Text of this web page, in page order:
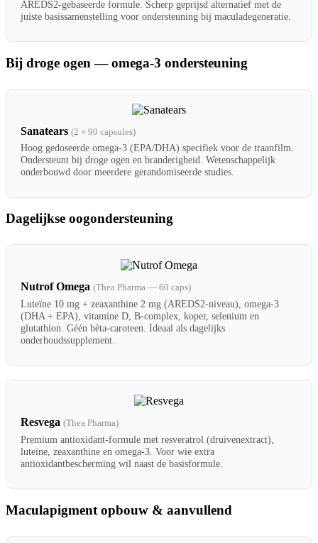
AREDS2-gebaseerde formule. Scherp geprijsd alternatief met de
juiste basissamenstelling voor ondersteuning bij maculadegeneratie.
Bij droge ogen — omega-3 ondersteuning
Sanatears (2 × 90 capsules)
Hoog gedoseerde omega-3 (EPA/DHA) specifiek voor de traanfilm.
Ondersteunt bij droge ogen en branderigheid. Wetenschappelijk
onderbouwd door meerdere gerandomiseerde studies.
Dagelijkse oogondersteuning
Nutrof Omega (Thea Pharma — 60 caps)
Luteïne 10 mg + zeaxanthine 2 mg (AREDS2-niveau), omega-3
(DHA + EPA), vitamine D, B-complex, koper, selenium en
glutathion. Géén bèta-caroteen. Ideaal als dagelijks
onderhoudssupplement.
Resvega (Thea Pharma)
Premium antioxidant-formule met resveratrol (druivenextract),
luteïne, zeaxanthine en omega-3. Voor wie extra
antioxidantbescherming wil naast de basisformule.
Maculapigment opbouw & aanvullend